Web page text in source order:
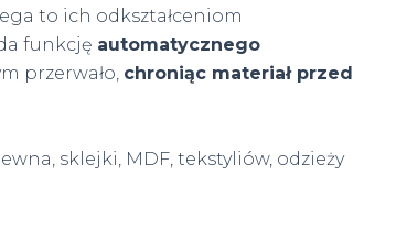
to ich odkształceniom
funkcję automatycznego
przerwało, chroniąc materiał przed
sklejki, MDF, tekstyliów, odzieży